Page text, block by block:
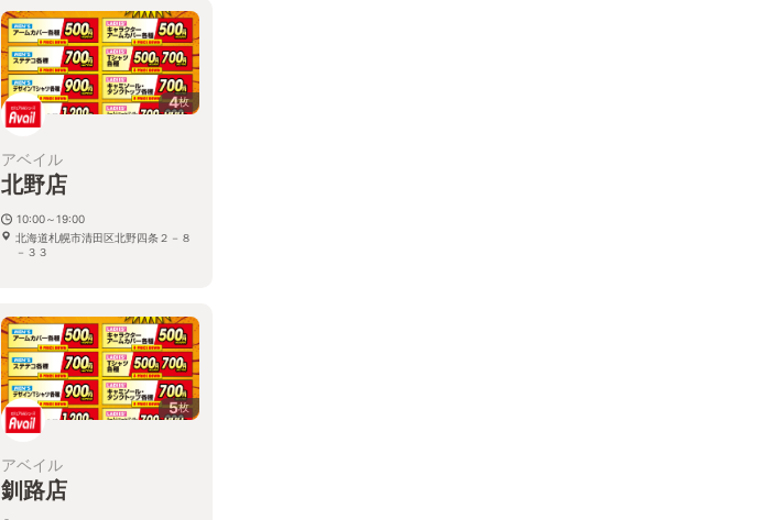
4枚
アベイル
北野店
10:00～19:00
北海道札幌市清田区北野四条２－８
－３３
5枚
アベイル
釧路店